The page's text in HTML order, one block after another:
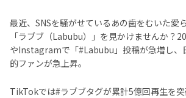
最近、SNSを騒がせているあの歯をむいた愛
「ラブブ​（Labubu）」を見かけませんか？
やInstagramで「#Labubu」投稿が急増し、
的ファンが急上昇。
TikTokでは#ラブブタグが累計5億回再生を